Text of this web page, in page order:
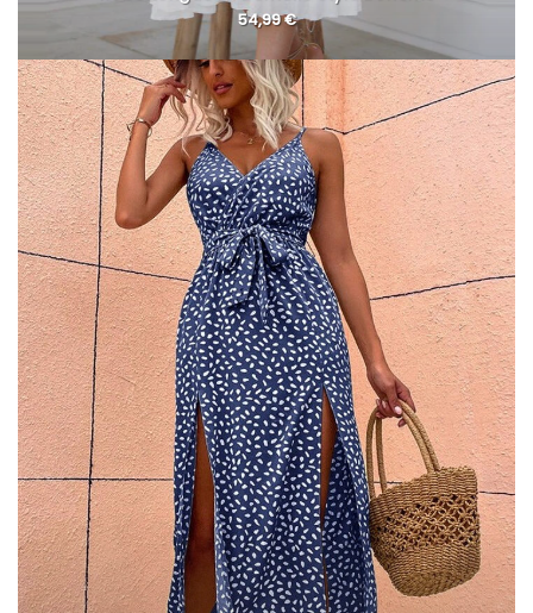
54,99€